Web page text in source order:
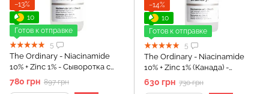
−13%
10
Готов к отправке
5
The Ordinary - Niacinamide
10% + Zinc 1% - Сыворотка с
витамином B3 и цинком - 60
мл
780 грн 897 грн
−14%
10
Готов к отправке
5
The Ordinary - Niacinamide
10% + Zinc 1% (Канада) -
Сыворотка с ниацинамидом и
цинком - 30 мл
630 грн 730 грн